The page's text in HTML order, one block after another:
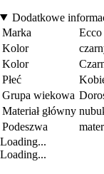
Dodatkowe
Marka
Ecco
Kolor
Kolor
Płeć
Grupa wiekowa
Materiał główny
Podeszwa
Loading...
Loading...